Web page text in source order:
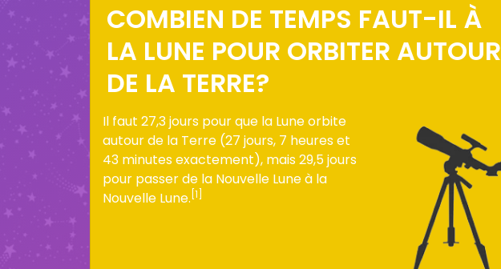
COMBIEN DE TEMPS FAUT-IL À
LA LUNE POUR ORBITER AUTOUR
DE LA TERRE?
Il faut 27,3 jours pour que la Lune orbite
autour de la Terre (27 jours, 7 heures et
43 minutes exactement), mais 29,5 jours
pour passer de la Nouvelle Lune à la
Nouvelle Lune. [1]